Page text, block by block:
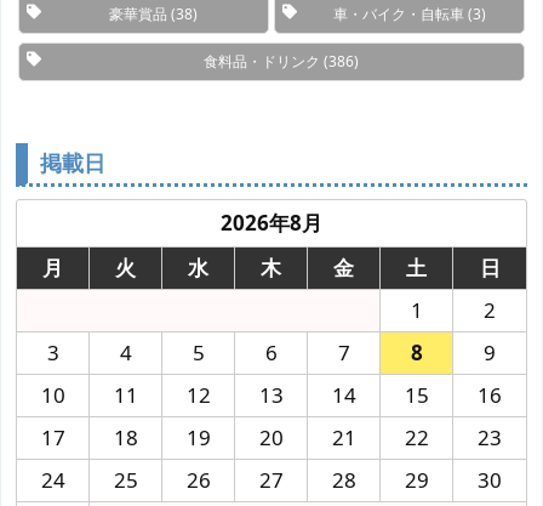
豪華賞品 (38) 車・バイク・自転車(3)
食料品・ドリンク (386)
掲載日
2026年8月
月
火 水 木 金 土
日
1
2
3
4 5 6 7 8
9
10
11 12 13 14 15
16
17
18 19 20 21 22
23
24
25 26 27 28 29
30